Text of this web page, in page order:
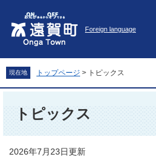
先
頭
を
飛
Foreign language
現在地 トップページ > トピックス
トピックス
2026年7月23日更新